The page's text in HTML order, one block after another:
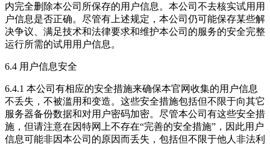
内完全删除本公司所保存的用户信息。本公司不去核实试用用
户信息是否正确。尽管有上述规定，本公司仍可能保存某些解
决争议、满足技术和法律要求和维护本公司的服务的安全完整
运行所需的试用用户信息。
6.4 用户信息安全
6.4.1 本公司有相应的安全措施来确保本官网收集的用户信息
不丢失，不被滥用和变造。这些安全措施包括但不限于向其它
服务器备份数据和对用户密码加密。尽管本公司有这些安全措
施，但请注意在因特网上不存在“完善的安全措施”，因此用户
信息可能非因本公司的原因而丢失，包括但不限于他人非法利